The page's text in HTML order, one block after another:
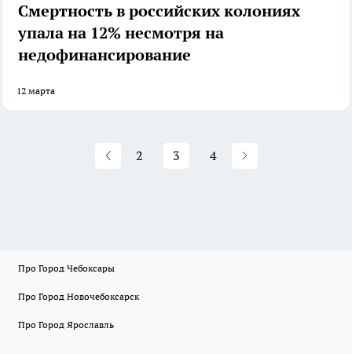
Смертность в российских колониях
упала на 12% несмотря на
недофинансирование
12 марта
2 3 4
Про Город Чебоксары
Про Город Новочебоксарск
Про Город Ярославль